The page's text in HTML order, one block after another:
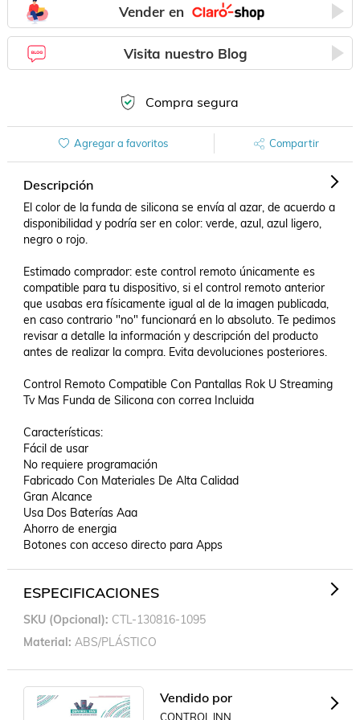
Vender en
Visita nuestro Blog
Compra segura
Agregar a favoritos Compartir
Descripción
El color de la funda de silicona se envía al azar, de acuerdo a
disponibilidad y podría ser en color: verde, azul, azul ligero,
negro o rojo.
Estimado comprador: este control remoto únicamente es
compatible para tu dispositivo, si el control remoto anterior
que usabas era físicamente igual al de la imagen publicada,
en caso contrario "no" funcionará en lo absoluto. Te pedimos
revisar a detalle la información y descripción del producto
antes de realizar la compra. Evita devoluciones posteriores.
Control Remoto Compatible Con Pantallas Rok U Streaming
Tv Mas Funda de Silicona con correa Incluida
Características:
Fácil de usar
No requiere programación
Fabricado Con Materiales De Alta Calidad
Gran Alcance
Usa Dos Baterías Aaa
Ahorro de energia
Botones con acceso directo para Apps
ESPECIFICACIONES
SKU (opcional) CTL-130816-1095
Material ABS/PLÁSTICO
Vendido por
CONTROL INN